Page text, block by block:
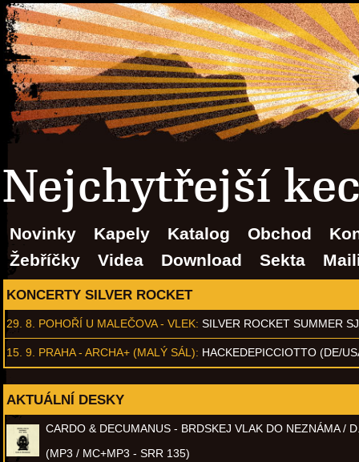
Nejchytřejší
Novinky Kapely Katalog Obchod
Žebříčky
Videa Download Sekta
KONCERTY SILVER ROCKET
29. 8. POHOŘÍ U MALEČOVA - VLEK: SILVER ROCKET SUMMER
15. 9. PRAHA - ARCHA+ (MALÝ SÁL): HACKEDEPICCIOTTO (DE/
AKTUÁLNÍ DESKY
CARDO & DECUMANUS - BRDSKEJ VLAK DO NEZNÁMA /
(MP3 / MC+MP3 - SRR 135)